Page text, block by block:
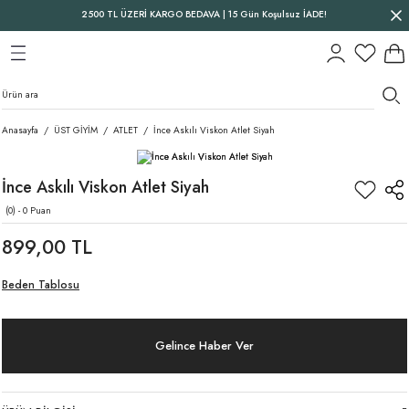
2500 TL ÜZERİ KARGO BEDAVA | 15 Gün Koşulsuz İADE!
Geri Dön
Geri Dön
Geri Dön
Anasayfa ÜST GİYİM ATLET İnce Askılı Viskon Atlet Siyah
İnce Askılı Viskon Atlet Siyah
(0) - 0 Puan
899,00 TL
Beden Tablosu
Gelince Haber Ver